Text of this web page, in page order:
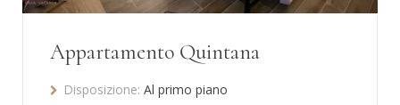
Appartamento Quintana
Disposizione: Al primo piano